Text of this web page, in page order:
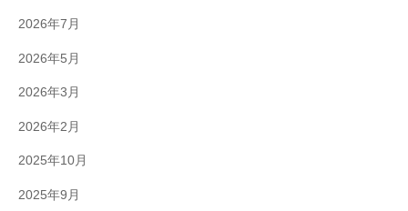
2026年7月
2026年5月
2026年3月
2026年2月
2025年10月
2025年9月